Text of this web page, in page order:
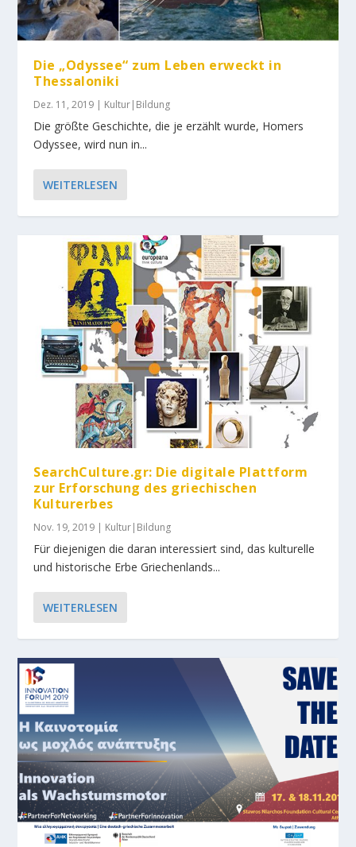
Die „Odyssee“ zum Leben erweckt in
Thessaloniki
Dez. 11, 2019 Kultur|Bildung
Die größte Geschichte, die je erzählt wurde, Homers
Odyssee, wird nun in...
WEITERLESEN
SearchCulture.gr: Die digitale Plattform
zur Erforschung des griechischen
Kulturerbes
Nov. 19, 2019 | Kultur|Bildung
Für diejenigen die daran interessiert sind, das kulturelle
und historische Erbe Griechenlands...
WEITERLESEN